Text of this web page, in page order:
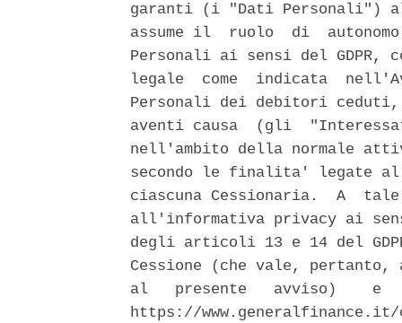
garanti (i "Dati Personali")
assume il  ruolo  di
Personali ai sensi del
legale  come  indicata
Personali dei debitori
aventi causa  (gli
nell'ambito della normale
secondo le finalita' legate al
ciascuna Cessionaria.  A
all'informativa privacy ai
degli articoli 13 e 14 del
Cessione (che vale,
al   presente   avviso)
https://